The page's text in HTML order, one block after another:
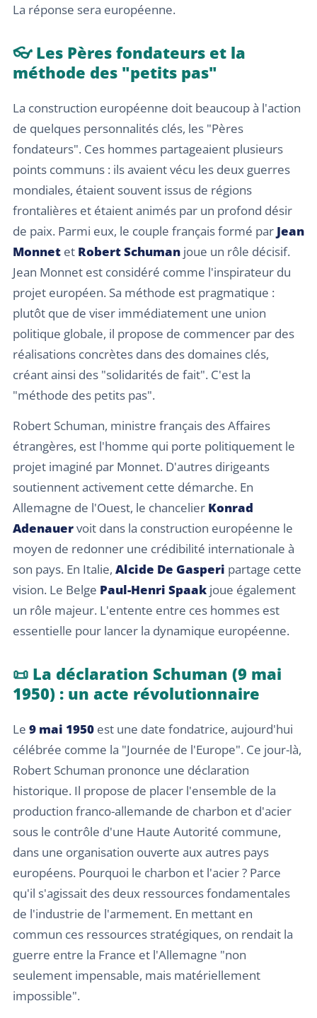
La réponse sera européenne.
👓 Les Pères fondateurs et la
méthode des "petits pas"
La construction européenne doit beaucoup à l'action
de quelques personnalités clés, les "Pères
fondateurs". Ces hommes partageaient plusieurs
points communs : ils avaient vécu les deux guerres
mondiales, étaient souvent issus de régions
frontalières et étaient animés par un profond désir
de paix. Parmi eux, le couple français formé par Jean
Monnet et Robert Schuman joue un rôle décisif.
Jean Monnet est considéré comme l'inspirateur du
projet européen. Sa méthode est pragmatique :
plutôt que de viser immédiatement une union
politique globale, il propose de commencer par des
réalisations concrètes dans des domaines clés,
créant ainsi des "solidarités de fait". C'est la
"méthode des petits pas".
Robert Schuman, ministre français des Affaires
étrangères, est l'homme qui porte politiquement le
projet imaginé par Monnet. D'autres dirigeants
soutiennent activement cette démarche. En
Allemagne de l'Ouest, le chancelier Konrad
Adenauervoit dans la construction européenne le
moyen de redonner une crédibilité internationale à
son pays. En Italie, Alcide De Gasperi partage cette
vision. Le Belge Paul-Henri Spaak joue également
un rôle majeur. L'entente entre ces hommes est
essentielle pour lancer la dynamique européenne.
📜 La déclaration Schuman (9 mai
1950) : un acte révolutionnaire
Le 9 mai 1950 est une date fondatrice, aujourd'hui
célébrée comme la "Journée de l'Europe". Ce jour-là,
Robert Schuman prononce une déclaration
historique. Il propose de placer l'ensemble de la
production franco-allemande de charbon et d'acier
sous le contrôle d'une Haute Autorité commune,
dans une organisation ouverte aux autres pays
européens. Pourquoi le charbon et l'acier ? Parce
qu'il s'agissait des deux ressources fondamentales
de l'industrie de l'armement. En mettant en
commun ces ressources stratégiques, on rendait la
guerre entre la France et l'Allemagne "non
seulement impensable, mais matériellement
impossible".